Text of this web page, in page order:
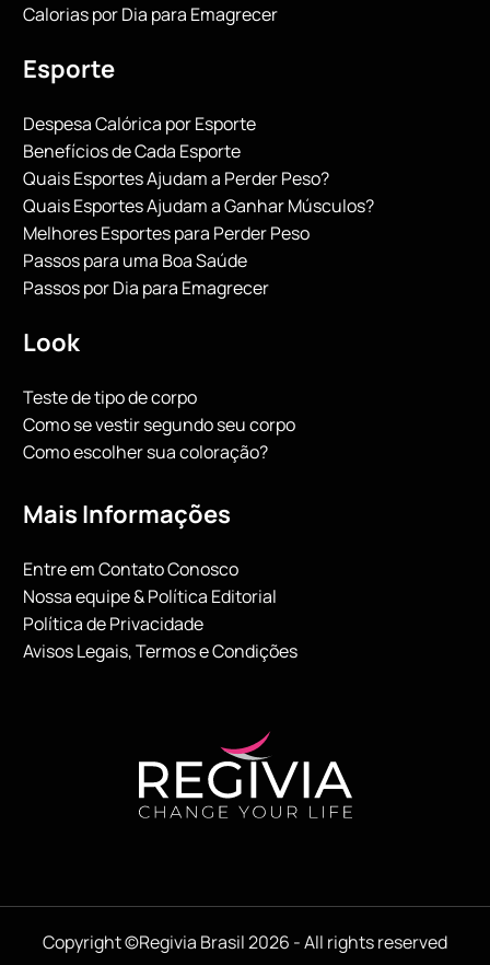
Calorias por Dia para Emagrecer
Esporte
Despesa Calórica por Esporte
Benefícios de Cada Esporte
Quais Esportes Ajudam a Perder Peso?
Quais Esportes Ajudam a Ganhar Músculos?
Melhores Esportes para Perder Peso
Passos para uma Boa Saúde
Passos por Dia para Emagrecer
Look
Teste de tipo de corpo
Como se vestir segundo seu corpo
Como escolher sua coloração?
Mais Informações
Entre em Contato Conosco
Nossa equipe & Política Editorial
Política de Privacidade
Avisos Legais, Termos e Condições
Copyright ©Regivia Brasil 2026 - All rights reserved